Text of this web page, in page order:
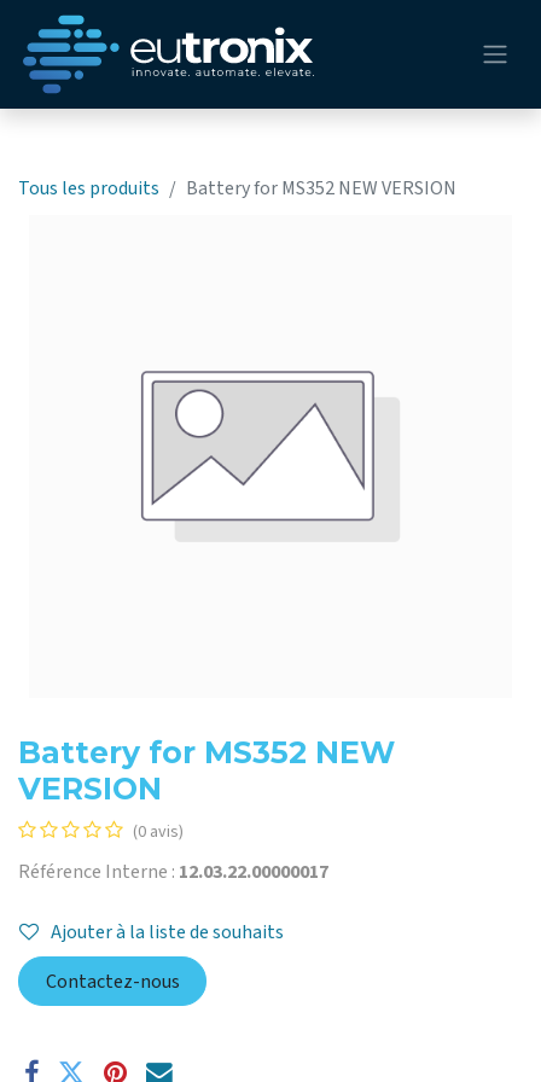
Tous les produits Battery for MS352 NEW VERSION
Battery for MS352 NEW
VERSION
(0 avis)
Référence Interne : 12.03.22.00000017
Ajouter à la liste de souhaits
Contactez-nous